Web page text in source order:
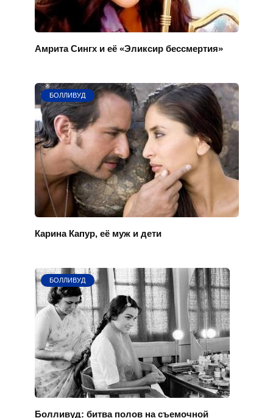
Амрита Сингх и её «Эликсир бессмертия»
БОЛЛИВУД
Карина Капур, её муж и дети
БОЛЛИВУД
Болливуд: битва полов на съемочной